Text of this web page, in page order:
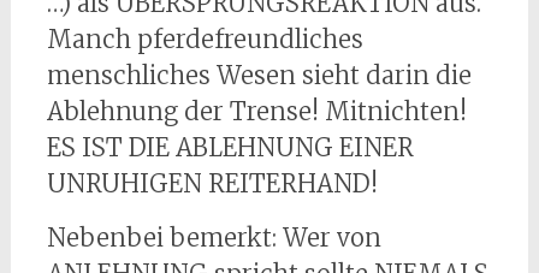
Manch pferdefreundliches
menschliches Wesen sieht darin die
Ablehnung der Trense! Mitnichten!
ES IST DIE ABLEHNUNG EINER
UNRUHIGEN REITERHAND!
Nebenbei bemerkt: Wer von